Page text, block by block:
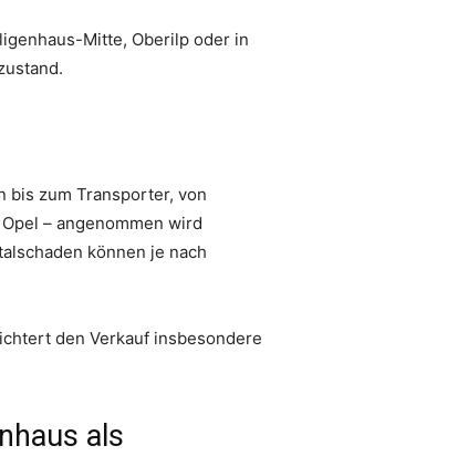
Mitte, Oberilp oder in
bis zum Transporter, von
– angenommen wird
können je nach
den Verkauf insbesondere
als